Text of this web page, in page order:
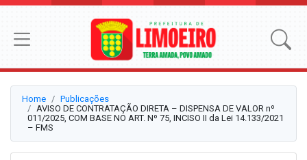
Home
Publicações
AVISO DE CONTRATAÇÃO DIRETA – DISPENSA DE VALOR nº
011/2025, COM BASE NO ART. Nº 75, INCISO II da Lei 14.133/2021
– FMS